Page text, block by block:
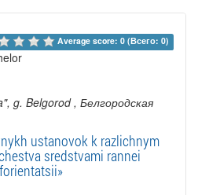
Average score: 0 (Всего: 0)
g. Belgorod , Белгородская
ustanovok k razlichnym
sredstvami rannei